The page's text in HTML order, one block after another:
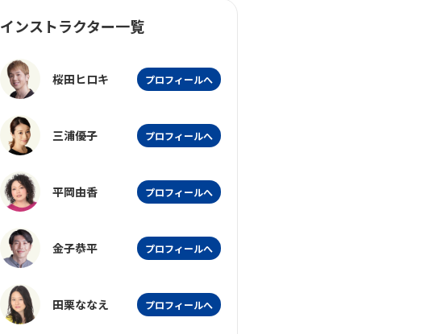
インストラクター一覧
桜田ヒロキ プロフィールへ
三浦優子 プロフィールへ
平岡由香 プロフィールへ
金子恭平 プロフィールへ
田栗ななえ プロフィールへ